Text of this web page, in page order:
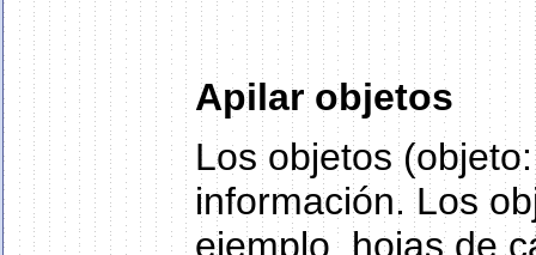
Apilar objetos
Los objetos
información. Los
ejemplo, hojas de